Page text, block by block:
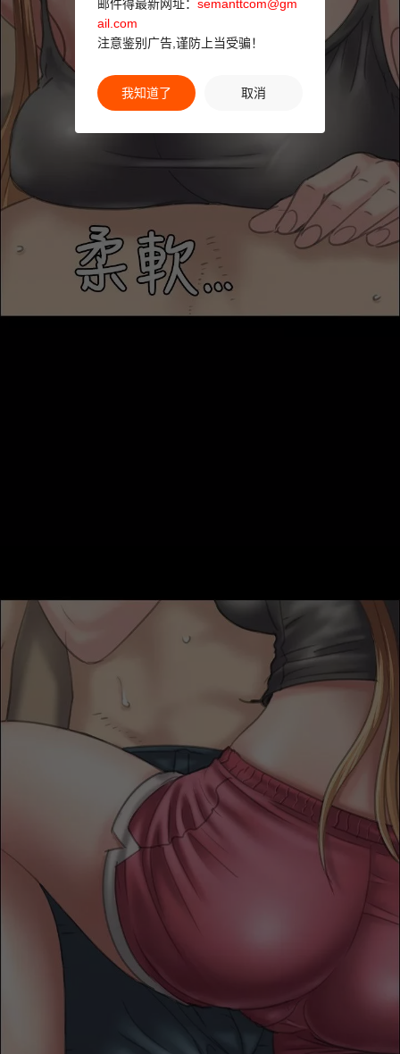
邮件得最新网址： semanttcom@gm
ail.com
注意鉴别广告,谨防上当受骗！
我知道了 取消